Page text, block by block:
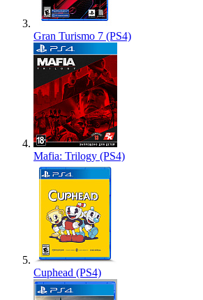
Gran Turismo 7 (PS4)
Mafia: Trilogy (PS4)
Cuphead (PS4)